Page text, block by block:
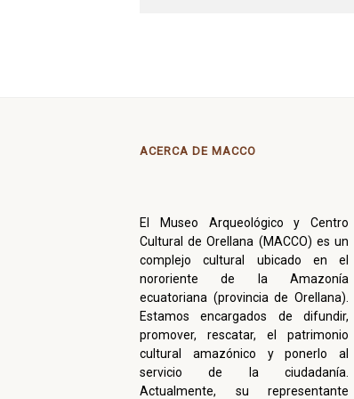
ACERCA DE MACCO
El Museo Arqueológico y Centro
Cultural de Orellana (MACCO) es un
complejo cultural ubicado en el
nororiente de la Amazonía
ecuatoriana (provincia de Orellana).
Estamos encargados de difundir,
promover, rescatar, el patrimonio
cultural amazónico y ponerlo al
servicio de la ciudadanía.
Actualmente, su representante